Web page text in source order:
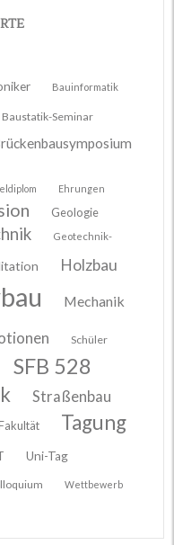
Bauinformatik
Baustatik-Seminar
Ehrungen
Geologie
Geotechnik-
Holzbau
Mechanik
Schüler
SFB 528
Straßenbau
Tagung
Uni-Tag
Wettbewerb